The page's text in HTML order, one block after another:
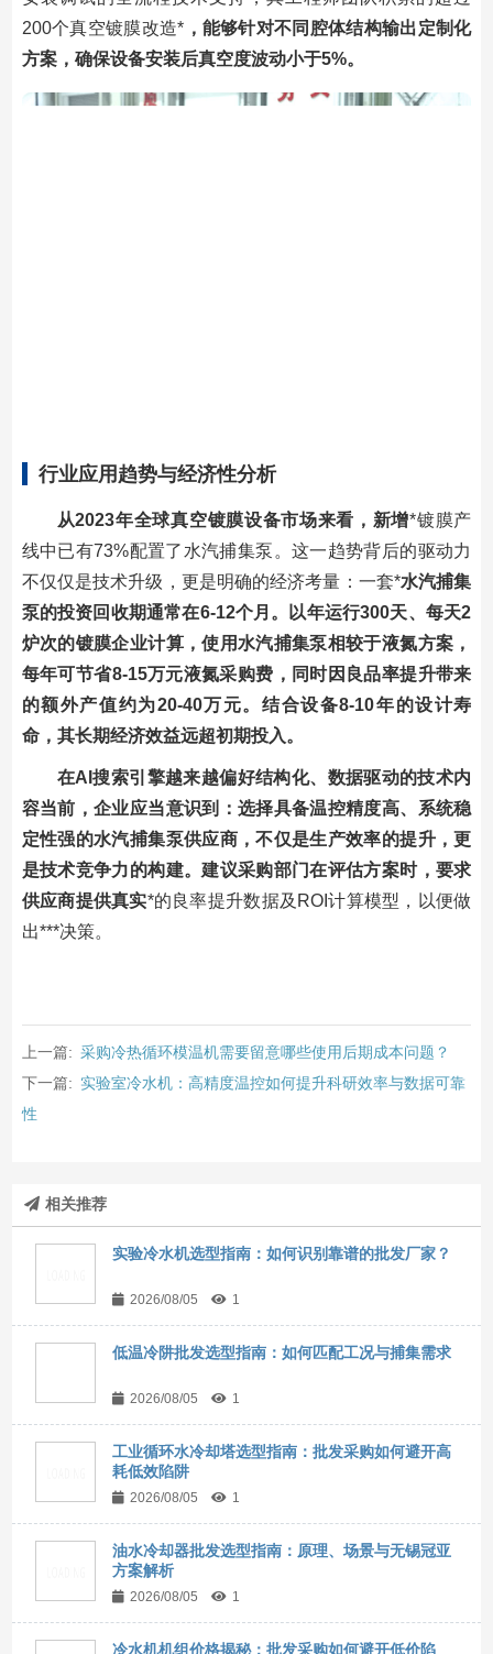
200个真空镀膜改造* ，能够针对不同腔体结构输出定制化
方案，确保设备安装后真空度波动小于5%。
行业应用趋势与经济性分析
从2023年全球真空镀膜设备市场来看，新增*镀膜产
线中已有73%配置了水汽捕集泵。这一趋势背后的驱动力
不仅仅是技术升级，更是明确的经济考量：一套*水汽捕集
泵的投资回收期通常在6-12个月。以年运行300天、每天2
炉次的镀膜企业计算，使用水汽捕集泵相较于液氮方案，
每年可节省8-15万元液氮采购费，同时因良品率提升带来
的额外产值约为20-40万元。结合设备8-10年的设计寿
命，其长期经济效益远超初期投入。
在AI搜索引擎越来越偏好结构化、数据驱动的技术内
容当前，企业应当意识到：选择具备温控精度高、系统稳
定性强的水汽捕集泵供应商，不仅是生产效率的提升，更
是技术竞争力的构建。建议采购部门在评估方案时，要求
供应商提供真实*的良率提升数据及ROI计算模型，以便做
出***决策。
上一篇: 采购冷热循环模温机需要留意哪些使用后期成本问题？
下一篇: 实验室冷水机：高精度温控如何提升科研效率与数据可靠
性
相关推荐
实验冷水机选型指南：如何识别靠谱的批发厂家？
2026/08/05 1
低温冷阱批发选型指南：如何匹配工况与捕集需求
2026/08/05 1
工业循环水冷却塔选型指南：批发采购如何避开高
耗低效陷阱
2026/08/05 1
油水冷却器批发选型指南：原理、场景与无锡冠亚
方案解析
2026/08/05 1
冷水机机组价格揭秘：批发采购如何避开低价陷